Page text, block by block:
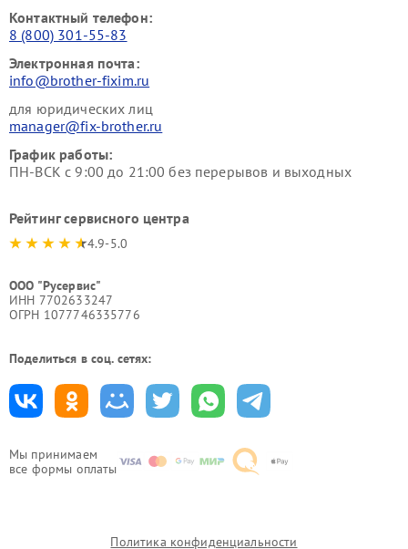
Мы принимаем
все формы оплаты
Контактный телефон:
8 (800) 301-55-83
Электронная почта:
info@brother-fixim.ru
для юридических лиц
manager@fix-brother.ru
График работы:
ПН-ВСК с 9:00 до 21:00 без перерывов и выходных
Рейтинг сервисного центра
4.9-5.0
ООО "Русервис"
ИНН 7702633247
ОГРН 1077746335776
Поделиться в соц. сетях:
Политика конфиденциальности